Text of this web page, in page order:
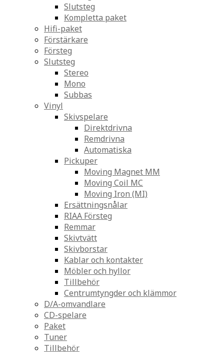
Slutsteg
Kompletta paket
Hifi-paket
Förstärkare
Försteg
Slutsteg
Stereo
Mono
Subbas
Vinyl
Skivspelare
Direktdrivna
Remdrivna
Automatiska
Pickuper
Moving Magnet MM
Moving Coil MC
Moving Iron (MI)
Ersättningsnålar
RIAA Försteg
Remmar
Skivtvätt
Skivborstar
Kablar och kontakter
Möbler och hyllor
Tillbehör
Centrumtyngder och klämmor
D/A-omvandlare
CD-spelare
Paket
Tuner
Tillbehör